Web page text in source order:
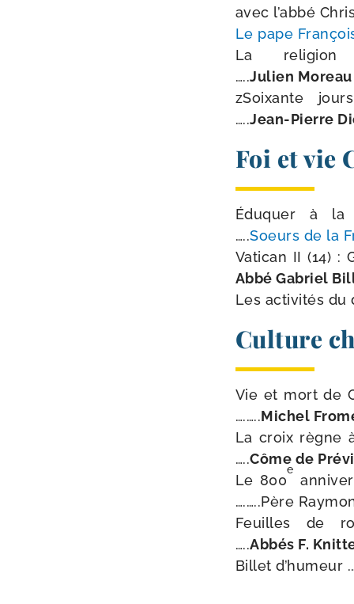
avec l’ab­bé
Le pape
La reli­gion
…..Julien Moreau
zSoixante jours…
…..Jean-​Pierre
Foi et vie
Éduquer à la
…..Soeurs de la
Vatican II (14) :
Abbé Gabriel
Les acti­vi­tés du
Culture
Vie et mort de
….…..Michel
La croix règne à
…..Côme de
Le 800
e
….…..Père
Feuilles de route
…..Abbés F.
Billet d’hu­meur